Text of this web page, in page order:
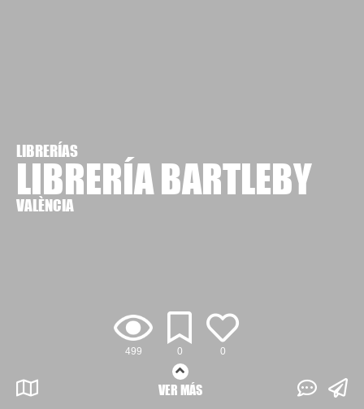
499 0 0
LIBRERÍAS
LIBRERÍA BARTLEBY
VALÈNCIA
VER MÁS